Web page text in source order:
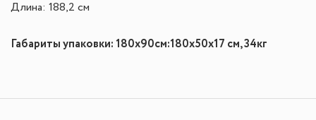
Длина: 188,2 см
Габариты упаковки:180х90см:180х50х17 см,34кг